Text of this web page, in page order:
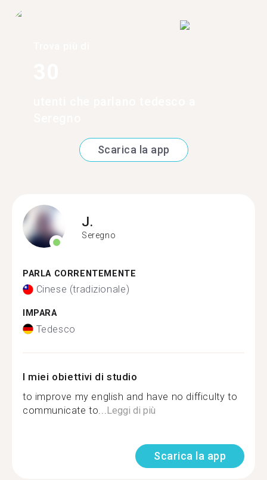
Scarica la app
J.
Seregno
PARLA CORRENTEMENTE
Cinese (tradizionale)
IMPARA
Tedesco
I miei obiettivi di studio
to improve my english and have no difficulty to
communicate to... Leggi di più
Scarica la app